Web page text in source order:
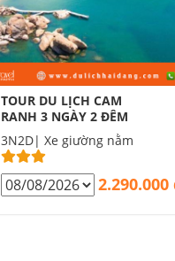
TOUR DU LỊCH CAM
RANH 3 NGÀY 2 ĐÊM
3N2D| Xe giường nằm
2.290.000